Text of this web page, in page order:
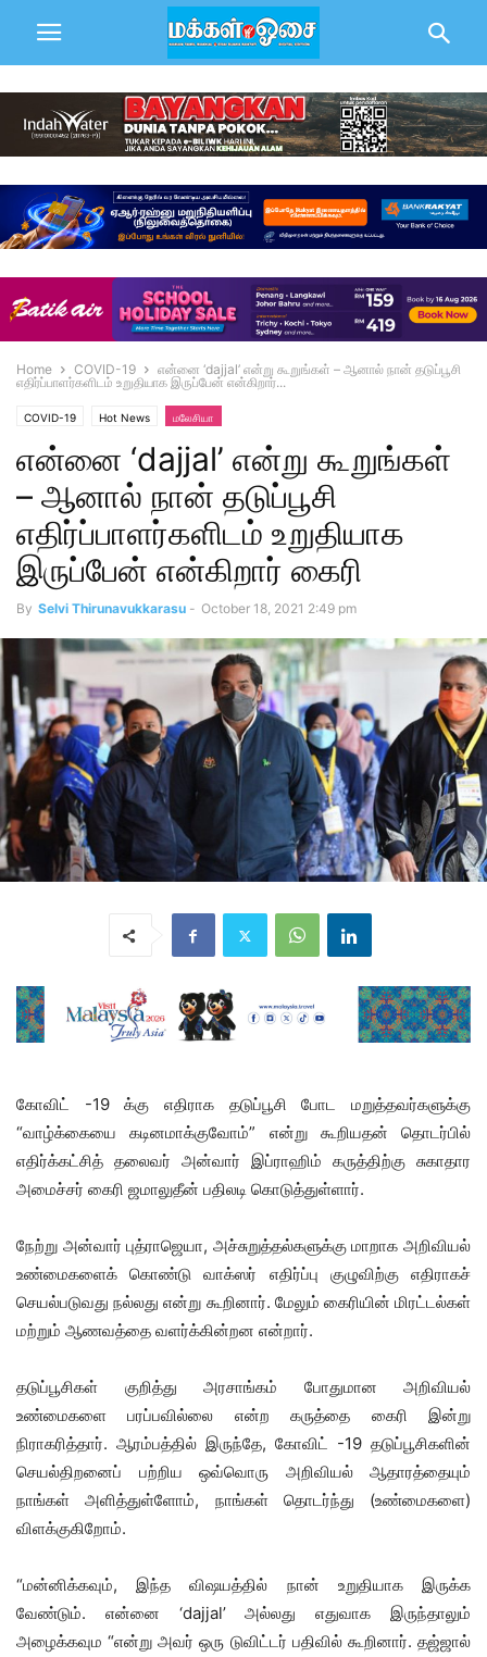
Home COVID-19
என்னை ‘dajjal’ என்று கூறுங்கள் – ஆனால் நான் தடுப்பூசி
எதிர்ப்பாளர்களிடம் உறுதியாக இருப்பேன் என்கிறார்...
COVID-19 Hot News மலேசியா
என்னை ‘dajjal’ என்று கூறுங்கள்
– ஆனால் நான் தடுப்பூசி
எதிர்ப்பாளர்களிடம் உறுதியாக
இருப்பேன் என்கிறார் கைரி
By Selvi Thirunavukkarasu - October 18, 2021 2:49 pm
கோவிட் -19 க்கு எதிராக தடுப்பூசி போட மறுத்தவர்களுக்கு
“வாழ்க்கையை கடினமாக்குவோம்” என்று கூறியதன் தொடர்பில்
எதிர்க்கட்சித் தலைவர் அன்வார் இப்ராஹிம் கருத்திற்கு சுகாதார
அமைச்சர் கைரி ஜமாலுதீன் பதிலடி கொடுத்துள்ளார்.
நேற்று அன்வார் புத்ராஜெயா, அச்சுறுத்தல்களுக்கு மாறாக அறிவியல்
உண்மைகளைக் கொண்டு வாக்ஸர் எதிர்ப்பு குழுவிற்கு எதிராகச்
செயல்படுவது நல்லது என்று கூறினார். மேலும் கைரியின் மிரட்டல்கள்
மற்றும் ஆணவத்தை வளர்க்கின்றன என்றார்.
தடுப்பூசிகள் குறித்து அரசாங்கம் போதுமான அறிவியல்
உண்மைகளை பரப்பவில்லை என்ற கருத்தை கைரி இன்று
நிராகரித்தார். ஆரம்பத்தில் இருந்தே, கோவிட் -19 தடுப்பூசிகளின்
செயல்திறனைப் பற்றிய ஒவ்வொரு அறிவியல் ஆதாரத்தையும்
நாங்கள் அளித்துள்ளோம், நாங்கள் தொடர்ந்து (உண்மைகளை)
விளக்குகிறோம்.
“மன்னிக்கவும், இந்த விஷயத்தில் நான் உறுதியாக இருக்க
வேண்டும். என்னை ‘dajjal’ அல்லது எதுவாக இருந்தாலும்
அழைக்கவும “என்று அவர் ஒரு டுவிட்டர் பதிவில் கூறினார். தஜ்ஜால்